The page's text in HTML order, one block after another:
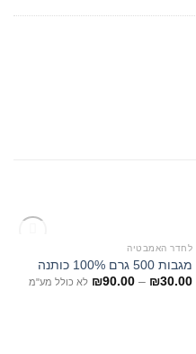
המלאי אזללחדר האמבטיה
מגבות 500 גרם 100% כותנה
₪30.00
–
₪90.00 לא כולל מע"מ